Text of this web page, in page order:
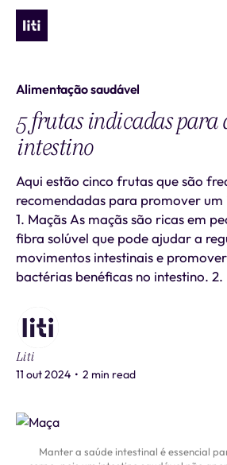
Alimentação saudável
5 frutas indicadas para
intestino
Aqui estão cinco frutas que são
recomendadas para promover um
1. Maçãs As maçãs são ricas em
fibra solúvel que pode ajudar a
movimentos intestinais e
bactérias benéficas no intestino.
Liti
11 out 2024 • 2 min read
Manter a saúde intestinal é essencial